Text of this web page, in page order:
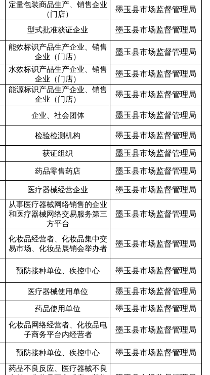
定量包装商品生产、销售企业
（门店）
墨玉县市场监督管理局
型式批准获证企业 墨玉县市场监督管理局
能效标识产品生产企业、销售
企业（门店）
墨玉县市场监督管理局
水效标识产品生产企业、销售
企业（门店）
墨玉县市场监督管理局
能源标识产品生产企业、销售
企业（门店）
墨玉县市场监督管理局
企业、社会团体 墨玉县市场监督管理局
检验检测机构 墨玉县市场监督管理局
获证组织 墨玉县市场监督管理局
药品零售药店 墨玉县市场监督管理局
医疗器械经营企业 墨玉县市场监督管理局
从事医疗器械网络销售的企业
和医疗器械网络交易服务第三
方平台
墨玉县市场监督管理局
化妆品经营者、化妆品集中交
易市场、化妆品展销会举办者
墨玉县市场监督管理局
预防接种单位、疾控中心 墨玉县市场监督管理局
医疗器械使用单位 墨玉县市场监督管理局
药品使用单位 墨玉县市场监督管理局
化妆品网络经营者、化妆品电
子商务平台内经营者
墨玉县市场监督管理局
预防接种单位、疾控中心 墨玉县市场监督管理局
药品不良反应、医疗器械不良